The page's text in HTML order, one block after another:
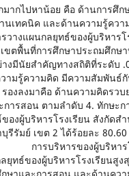
มากไปหาน้อย คือ ด้านการศึ
เทคนิค และด้านความรู้ควา
วางแผนกลยุทธ์ของผู้บริหารโ
ารศึกษาประถมศึกษาบุรี
งมีนัยสำคัญทางสถิติที่ระดับ
ามรู้ความคิด มีความสัมพันธ์
รองลงมาคือ ด้านความคิดรว
ารสอน ตามลำดับ 4. ทักษะ
ธ์ของผู้บริหารโรงเรียน
รีรัมย์ เขต 2 ได้ร้อยละ
การบริหารของผู้บริหารโ
ยุทธ์ของผู้บริหารโรงเรียนสู